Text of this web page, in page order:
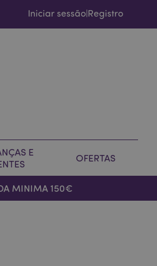
Iniciar sessão|Registro
E
OFERTAS
MINIMA 150€